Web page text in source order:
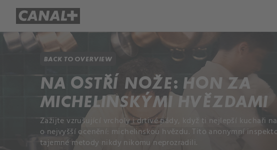
BACK TO OVERVIEW
NA OSTŘÍ NOŽE: HON ZA
MICHELINSKÝMI HVĚZDAMI
Zažijte vzrušující vrcholy i drtivé pády, když ti nejlepší kuchaři
o nejvyšší ocenění: michelinskou hvězdu. Tito anonymní
tajemné metody nikdy nikomu neprozradili.